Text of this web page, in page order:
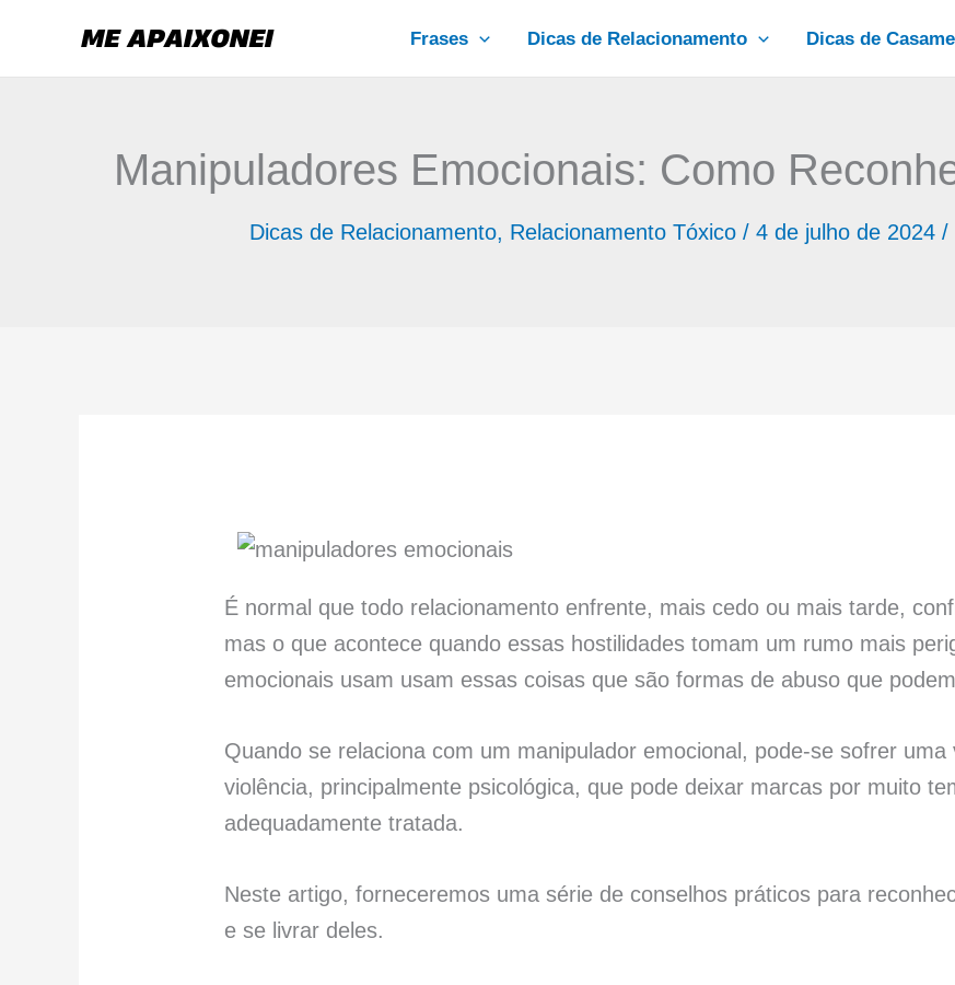
Frases Dicas de Relacionamento Dicas de
Manipuladores Emocionais: Como
Dicas de Relacionamento, Relacionamento Tóxico/ 4 de julho de 2024 /
É normal que todo relacionamento enfrente, mais cedo ou mais tarde,
mas o que acontece quando essas hostilidades tomam um rumo mais
emocionais usam usam essas coisas que são formas de abuso que
Quando se relaciona com um manipulador emocional, pode-se sofrer
violência, principalmente psicológica, que pode deixar marcas por muito
adequadamente tratada.
Neste artigo, forneceremos uma série de conselhos práticos para
e se livrar deles.